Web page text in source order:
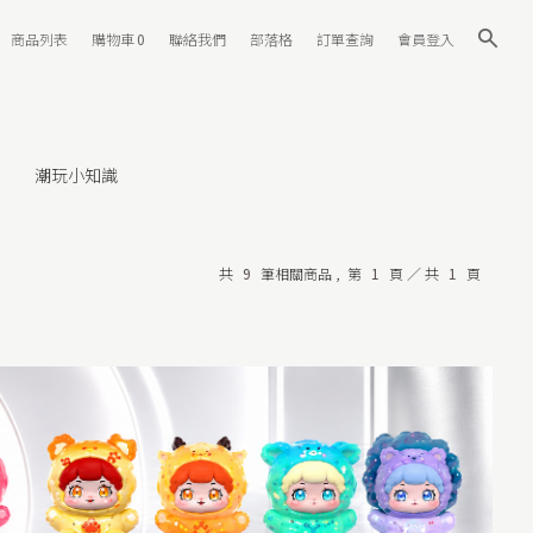
商品列表 購物車0 聯絡我們 部落格 訂單查詢 會員登入
潮玩小知識
共 9 筆相關商品 , 第 1 頁 ／ 共 1 頁